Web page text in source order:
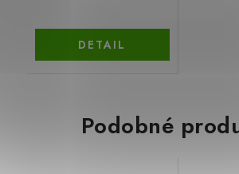
DETAIL
Podobné